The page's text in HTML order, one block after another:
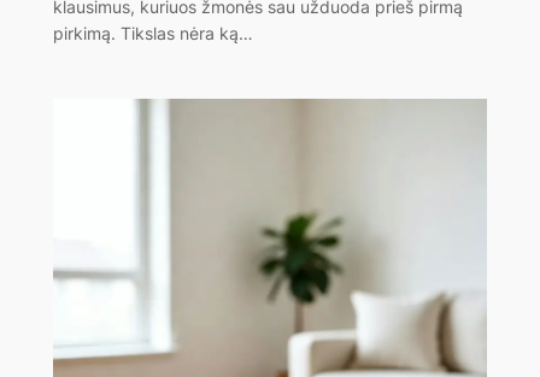
klausimus, kuriuos žmonės sau užduoda prieš pirmą
pirkimą. Tikslas nėra ką…